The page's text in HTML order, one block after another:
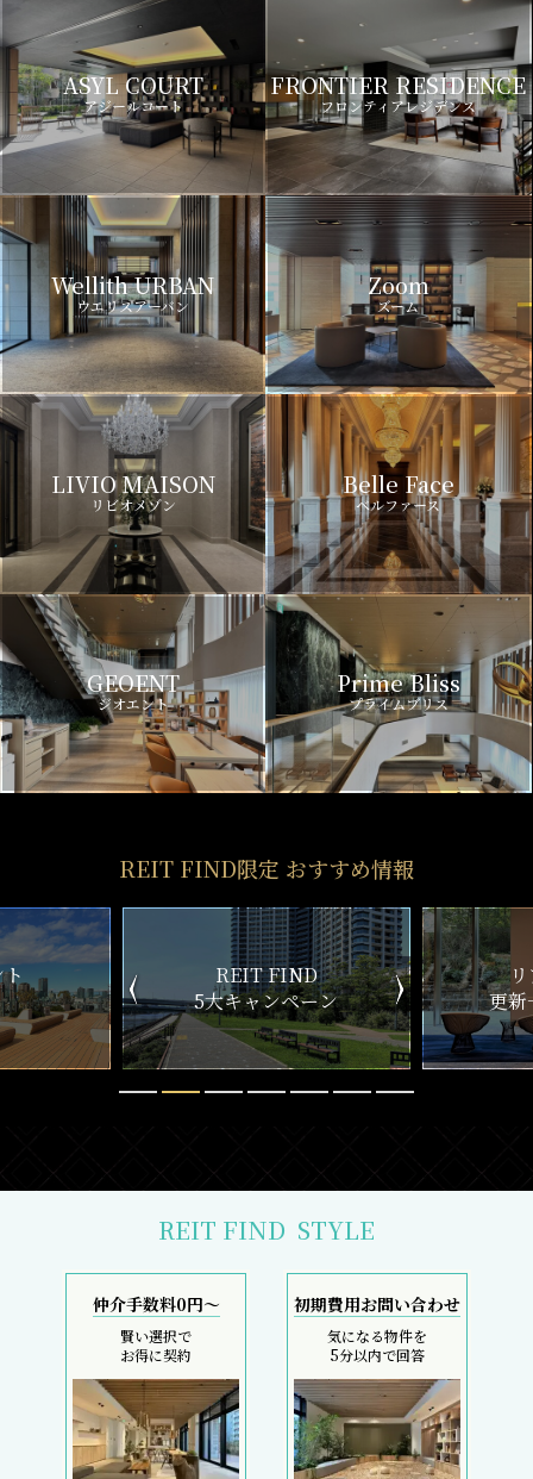
ASYL COURT
アジールコート
FRONTIER RESIDENCE
フロンティアレジデンス
Wellith URBAN
ウエリスアーバン
Zoom
ズーム
LIVIO MAISON
リビオメゾン
Belle Face
ベルファース
GEOENT
ジオエント
Prime Bliss
プライムブリス
REIT FIND限定 おすすめ情報
ン
リアルタイム
更新一覧チェック
新
REIT FIND STYLE
仲介手数料0円～
賢い選択で
お得に契約
初期費用お問い合わせ
気になる物件を
5分以内で回答